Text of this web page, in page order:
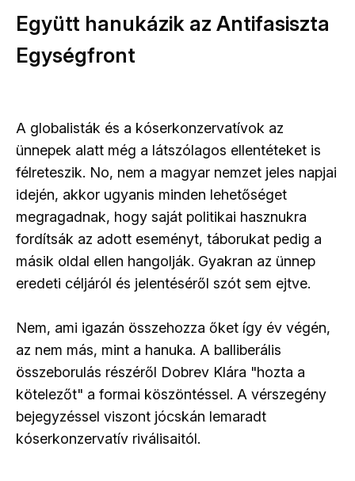
Együtt hanukázik az Antifasiszta
Egységfront
A globalisták és a kóserkonzervatívok az
ünnepek alatt még a látszólagos ellentéteket is
félreteszik. No, nem a magyar nemzet jeles napjai
idején, akkor ugyanis minden lehetőséget
megragadnak, hogy saját politikai hasznukra
fordítsák az adott eseményt, táborukat pedig a
másik oldal ellen hangolják. Gyakran az ünnep
eredeti céljáról és jelentéséről szót sem ejtve.
Nem, ami igazán összehozza őket így év végén,
az nem más, mint a hanuka. A balliberális
összeborulás részéről Dobrev Klára "hozta a
kötelezőt" a formai köszöntéssel. A vérszegény
bejegyzéssel viszont jócskán lemaradt
kóserkonzervatív riválisaitól.